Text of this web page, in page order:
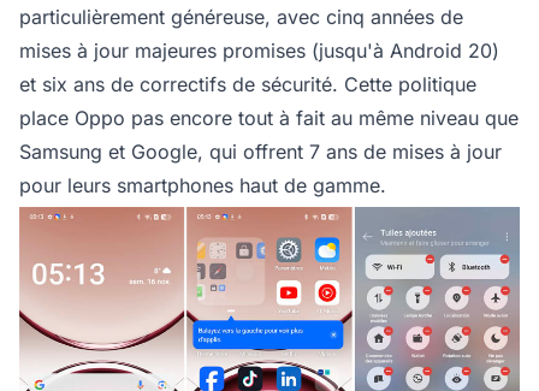
particulièrement généreuse, avec cinq années de
mises à jour majeures promises (jusqu'à Android 20)
et six ans de correctifs de sécurité. Cette politique
place Oppo pas encore tout à fait au même niveau que
Samsung et Google, qui offrent 7 ans de mises à jour
pour leurs smartphones haut de gamme.